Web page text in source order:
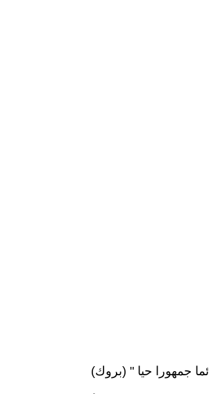
جمهورا حيا " (بروك)